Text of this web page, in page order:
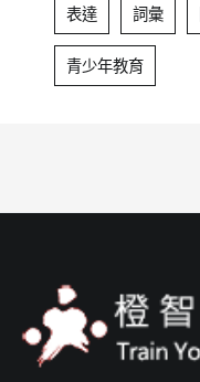
表達 詞彙
青少年教育